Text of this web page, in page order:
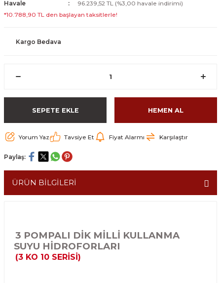
Havale
96.239,52 TL (%3,00 havale indirimi)
*10.788,90 TL den başlayan taksitlerle!
Kargo Bedava
SEPETE EKLE HEMEN AL
Yorum Yaz Tavsiye Et Fiyat Alarmı Karşılaştır
Paylaş:
ÜRÜN BİLGİLERİ
3 POMPALI DİK MİLLİ KULLANMA
SUYU HİDROFORLARI
(3 KO 10 SERİSİ)